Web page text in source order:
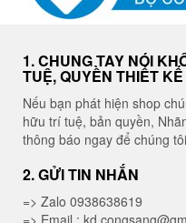
1. CHUNG TAY NÓI
TUỆ, QUYỀN THIẾT KẾ
Nếu bạn phát hiện shop
hữu trí tuệ, bản quyền,
thông báo ngay để chúng
2. GỬI TIN NHẮN
=> Zalo 0938638619
=> Email :